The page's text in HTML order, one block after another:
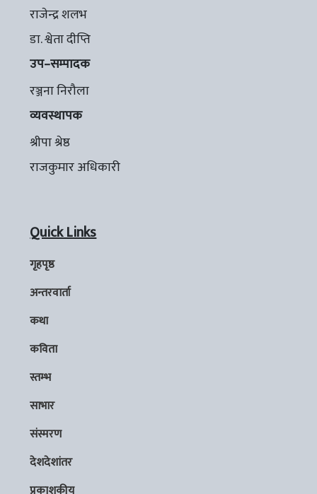
राजेन्द्र शलभ
डा. श्वेता दीप्ति
उप–सम्पादक
रञ्जना निरौला
व्यवस्थापक
श्रीपा श्रेष्ठ
राजकुमार अधिकारी
Quick Links
गृहपृष्ठ
अन्तरवार्ता
कथा
कविता
स्तम्भ
साभार
संस्मरण
देशदेशांतर